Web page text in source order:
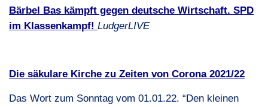
Bärbel Bas kämpft gegen deutsche Wirtschaft. SPD
im Klassenkampf! LudgerLIVE
Die säkulare Kirche zu Zeiten von Corona 2021/22
Das Wort zum Sonntag vom 01.01.22. “Den kleinen